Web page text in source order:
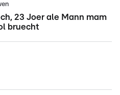
23 Joer ale Mann mam
bruecht